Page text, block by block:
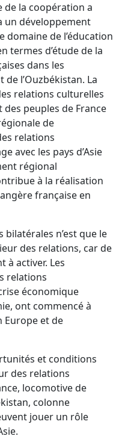
de la coopération a
un développement
domaine de l’éducation
termes d’étude de la
dans les
de l’Ouzbékistan. La
relations culturelles
peuples de France
de
relations
avec les pays d’Asie
régional
à la réalisation
française en
n’est que le
des relations, car de
à activer. Les
relations
économique
ont commencé à
Europe et de
et conditions
des relations
locomotive de
colonne
jouer un rôle